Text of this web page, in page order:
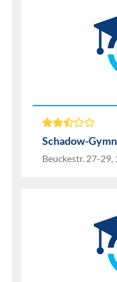
Schadow-
Beuckestr. 27-29,